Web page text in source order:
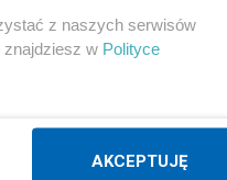
z naszych serwisów
znajdziesz w Polityce
AKCEPTUJĘ